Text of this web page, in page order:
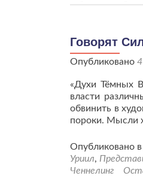
Говорят
Опубликовано
«Духи Тёмных
власти
обвинить в
пороки. Мысли
Опубликовано
Уриил,
Ченнелинг